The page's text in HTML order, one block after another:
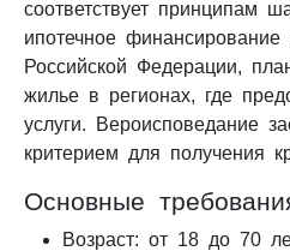
соответствует принципам
ипотечное финансирование
Российской Федерации,
жилье в регионах, где
услуги. Вероисповедание
критерием для получения
Основные
Возраст: от 18 до 70